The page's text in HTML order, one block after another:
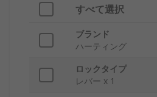
すべて選択
ブランド
ハーティング
ロックタイプ
レバー x 1